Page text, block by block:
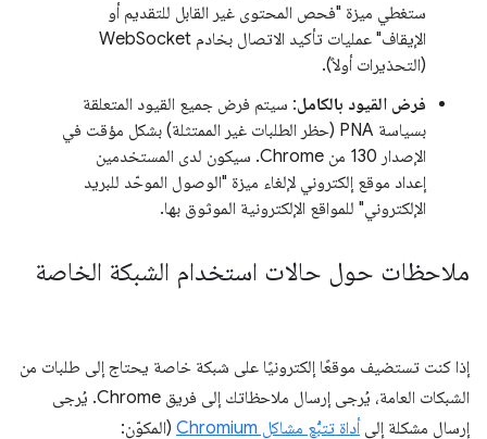
ستغطي ميزة "فحص المحتوى غير القابل للتقديم أو
الإيقاف" عمليات تأكيد الاتصال بخادم WebSocket
(التحذيرات أولاً).
فرض القيود بالكامل: سيتم فرض جميع القيود المتعلقة
بسياسة PNA (حظر الطلبات غير الممتثلة) بشكل مؤقت في
الإصدار 130 من Chrome. سيكون لدى المستخدمين
إعداد موقع إلكتروني لإلغاء ميزة "الوصول الموحّد للبريد
الإلكتروني" للمواقع الإلكترونية الموثوق بها.
ملاحظات حول حالات استخدام الشبكة الخاصة
إذا كنت تستضيف موقعًا إلكترونيًا على شبكة خاصة يحتاج إلى طلبات من
الشبكات العامة، يُرجى إرسال ملاحظاتك إلى فريق Chrome. يُرجى
إرسال مشكلة إلىأداة تتبُّع مشاكل Chromium
(المكوّن: